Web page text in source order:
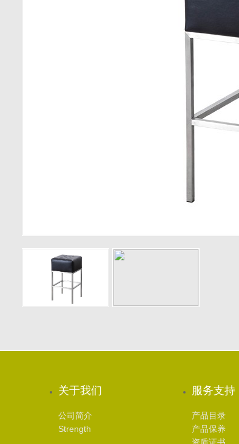
关于我们
公司简介
Strength
服务支持
产品目录
产品保养